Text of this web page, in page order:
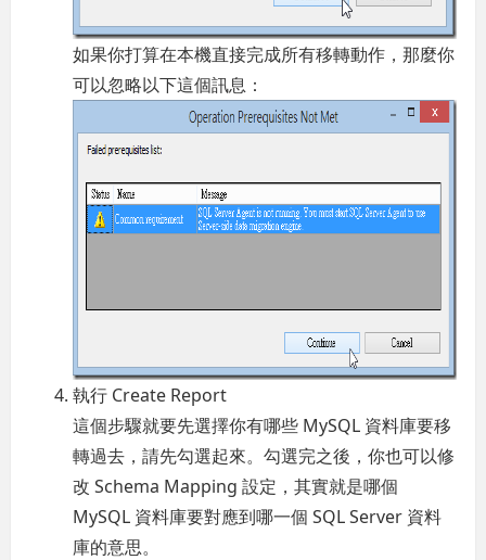
如果你打算在本機直接完成所有移轉動作，那麼你
可以忽略以下這個訊息：
執行 Create Report
這個步驟就要先選擇你有哪些 MySQL 資料庫要移
轉過去，請先勾選起來。勾選完之後，你也可以修
改 Schema Mapping 設定，其實就是哪個
MySQL 資料庫要對應到哪一個 SQL Server 資料
庫的意思。